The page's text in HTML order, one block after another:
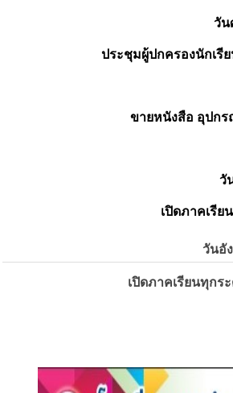
วัน
ประชุมผู้ปกครองนักเรี
ขายหนังสือ อุปกร
วั
เปิดภาคเรีย
วันอั
เปิดภาคเรียนทุกร